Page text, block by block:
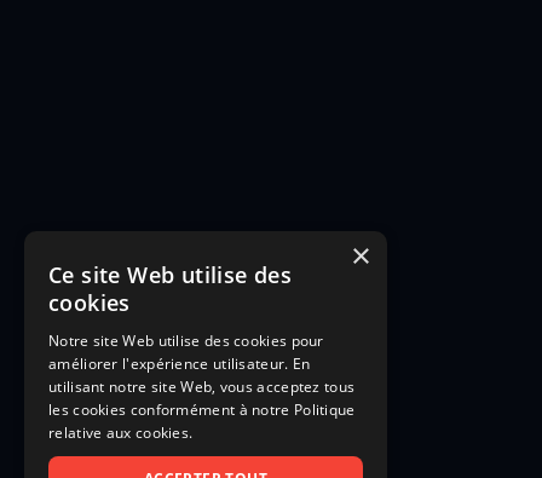
×
Ce site Web utilise des
cookies
Notre site Web utilise des cookies pour
améliorer l'expérience utilisateur. En
utilisant notre site Web, vous acceptez tous
les cookies conformément à notre Politique
relative aux cookies.